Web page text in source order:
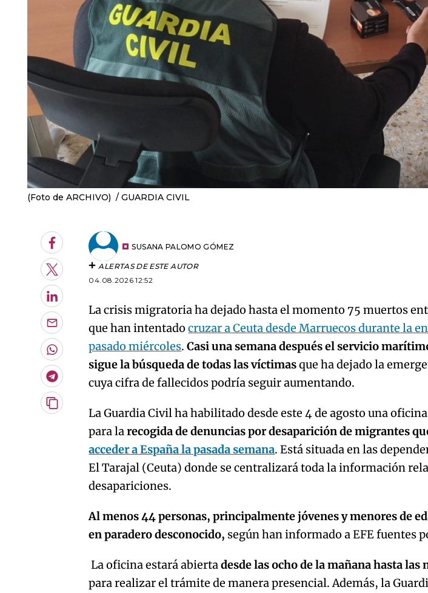
(Foto de ARCHIVO) GUARDIA CIVIL
Facebook
Twitter
LinkedIn
Enviar
por
Email
Whatsapp
Telegram
Copiar
artículo
SUSANA PALOMO GÓMEZ
ALERTAS DE ESTE AUTOR
04.08.2026 12:52
La crisis migratoria ha dejado hasta el momento 75 muertos
que han intentadocruzar a Ceuta desde Marruecos durante la
pasado miércoles.Casi una semana después el servicio
sigue la búsqueda de todas las víctimasque ha dejado la
cuya cifra de fallecidos podría seguir aumentando.
La Guardia Civil ha habilitado desde este 4 de agosto una
para larecogida de denuncias por desaparición de migrantes
acceder a España la pasada semana. Está situada en las
El Tarajal (Ceuta) donde se centralizará toda la información
desapariciones.
Al menos 44 personas, principalmente jóvenes y menores de
en paradero desconocido, según han informado a EFE fuentes
La oficina estará abiertadesde las ocho de la mañana hasta las
para realizar el trámite de manera presencial. Además, la